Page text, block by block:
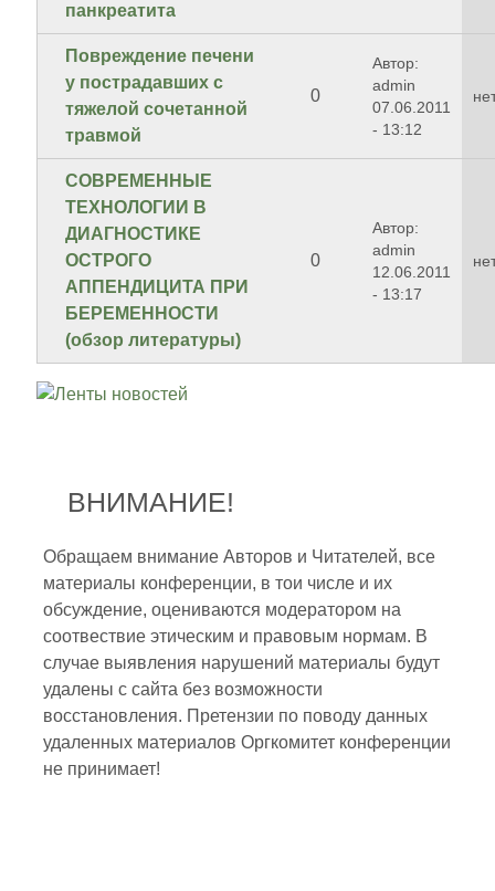
панкреатита
Повреждение печени
у пострадавших с
тяжелой сочетанной
травмой
0
Автор:
admin
07.06.2011
- 13:12
СОВРЕМЕННЫЕ
ТЕХНОЛОГИИ В
ДИАГНОСТИКЕ
ОСТРОГО
АППЕНДИЦИТА ПРИ
БЕРЕМЕННОСТИ
(обзор литературы)
0
Автор:
admin
12.06.2011
- 13:17
ВНИМАНИЕ!
Обращаем внимание Авторов и Читателей, все
материалы конференции, в тои числе и их
обсуждение, оцениваются модератором на
соотвествие этическим и правовым нормам. В
случае выявления нарушений материалы будут
удалены с сайта без возможности
восстановления. Претензии по поводу данных
удаленных материалов Оргкомитет конференции
не принимает!